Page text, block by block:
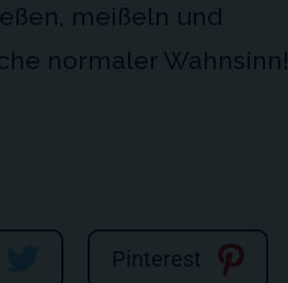
meißeln und
normaler Wahnsinn!
Pinterest